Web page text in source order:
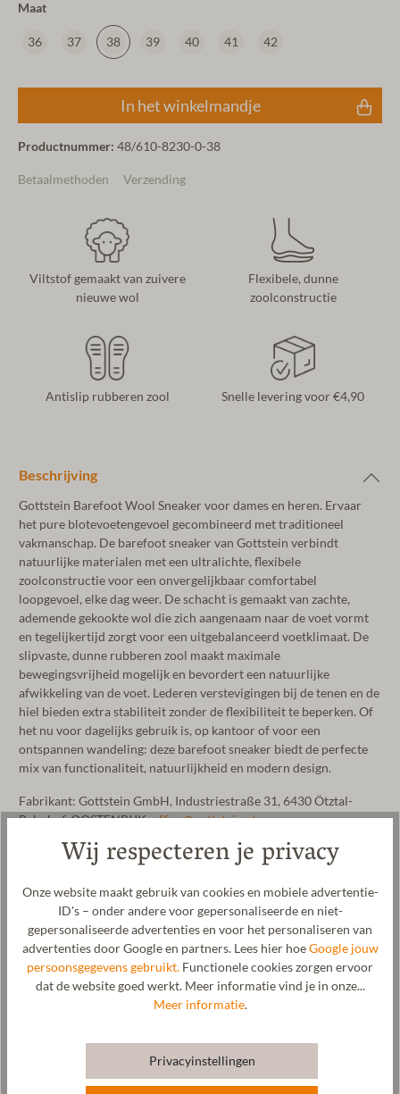
Maat
36 37 38 39 40 41 42
In het winkelmandje
Productnummer: 48/610-8230-0-38
Betaalmethoden Verzending
Viltstof gemaakt van zuivere
nieuwe wol
Flexibele, dunne
zoolconstructie
Antislip rubberen zool Snelle levering voor €4,90
Beschrijving
Gottstein Barefoot Wool Sneaker voor dames en heren. Ervaar
het pure blotevoetengevoel gecombineerd met traditioneel
vakmanschap. De barefoot sneaker van Gottstein verbindt
natuurlijke materialen met een ultralichte, flexibele
zoolconstructie voor een onvergelijkbaar comfortabel
loopgevoel, elke dag weer. De schacht is gemaakt van zachte,
ademende gekookte wol die zich aangenaam naar de voet vormt
en tegelijkertijd zorgt voor een uitgebalanceerd voetklimaat. De
slipvaste, dunne rubberen zool maakt maximale
bewegingsvrijheid mogelijk en bevordert een natuurlijke
afwikkeling van de voet. Lederen verstevigingen bij de tenen en de
hiel bieden extra stabiliteit zonder de flexibiliteit te beperken. Of
het nu voor dagelijks gebruik is, op kantoor of voor een
ontspannen wandeling: deze barefoot sneaker biedt de perfecte
mix van functionaliteit, natuurlijkheid en modern design.
Fabrikant: Gottstein GmbH, Industriestraße 31, 6430 Ötztal-
Bahnhof, OOSTENRIJK,office@gottstein.at
Wij respecteren je privacy
Onze website maakt gebruik van cookies en mobiele advertentie-
ID's – onder andere voor gepersonaliseerde en niet-
gepersonaliseerde advertenties en voor het personaliseren van
advertenties door Google en partners. Lees hier hoeGoogle jouw
persoonsgegevens gebruikt. Functionele cookies zorgen ervoor
dat de website goed werkt. Meer informatie vind je in onze...
Meer informatie.
Privacyinstellingen